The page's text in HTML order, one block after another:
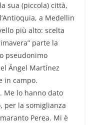
sua (piccola) città,
a Medellin
più alto: scelta
parte la
pseudonimo
Ángel Martínez
in campo.
Me lo hanno dato
per la somiglianza
Perea. Mi è